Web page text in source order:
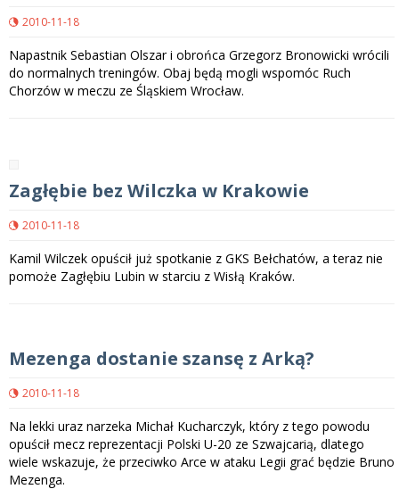
2010-11-18
Napastnik Sebastian Olszar i obrońca Grzegorz Bronowicki wrócili
do normalnych treningów. Obaj będą mogli wspomóc Ruch
Chorzów w meczu ze Śląskiem Wrocław.
Zagłębie bez Wilczka w Krakowie
2010-11-18
Kamil Wilczek opuścił już spotkanie z GKS Bełchatów, a teraz nie
pomoże Zagłębiu Lubin w starciu z Wisłą Kraków.
Mezenga dostanie szansę z Arką?
2010-11-18
Na lekki uraz narzeka Michał Kucharczyk, który z tego powodu
opuścił mecz reprezentacji Polski U-20 ze Szwajcarią, dlatego
wiele wskazuje, że przeciwko Arce w ataku Legii grać będzie Bruno
Mezenga.